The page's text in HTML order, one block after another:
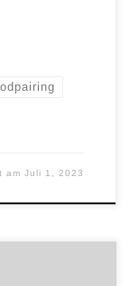
amJuli 1, 2023